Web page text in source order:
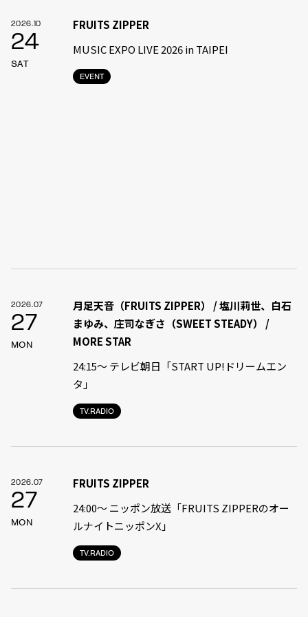
2026.10
24
SAT
EVENT
FRUITS ZIPPER
MUSIC EXPO LIVE 2026 in TAIPEI
2026.07
27
MON
TV.RADIO
月足天音（FRUITS ZIPPER） / 塩川莉世、白石
まゆみ、庄司なぎさ（SWEET STEADY） /
MORE STAR
24:15〜 テレビ朝日「START UP!ドリームエン
タ」
2026.07
27
MON
TV.RADIO
FRUITS ZIPPER
24:00〜 ニッポン放送「FRUITS ZIPPERのオー
ルナイトニッポンX」